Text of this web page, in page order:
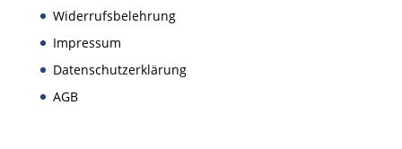
Widerrufsbelehrung
Impressum
Datenschutzerklärung
AGB